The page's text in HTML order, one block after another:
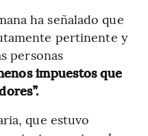
ha señalado que
pertinente y
personas
impuestos que
que estuvo